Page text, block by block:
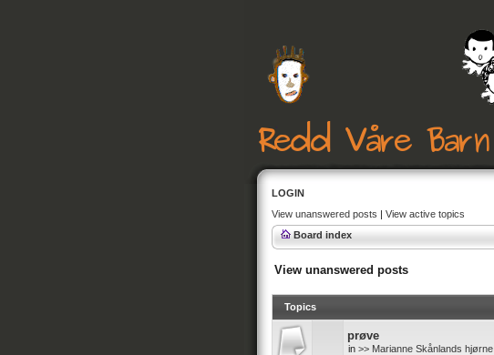
LOGIN
View unanswered posts | View active topics
Board index
View unanswered posts
Topics
prøve
in >> Marianne Skånlands hjørne